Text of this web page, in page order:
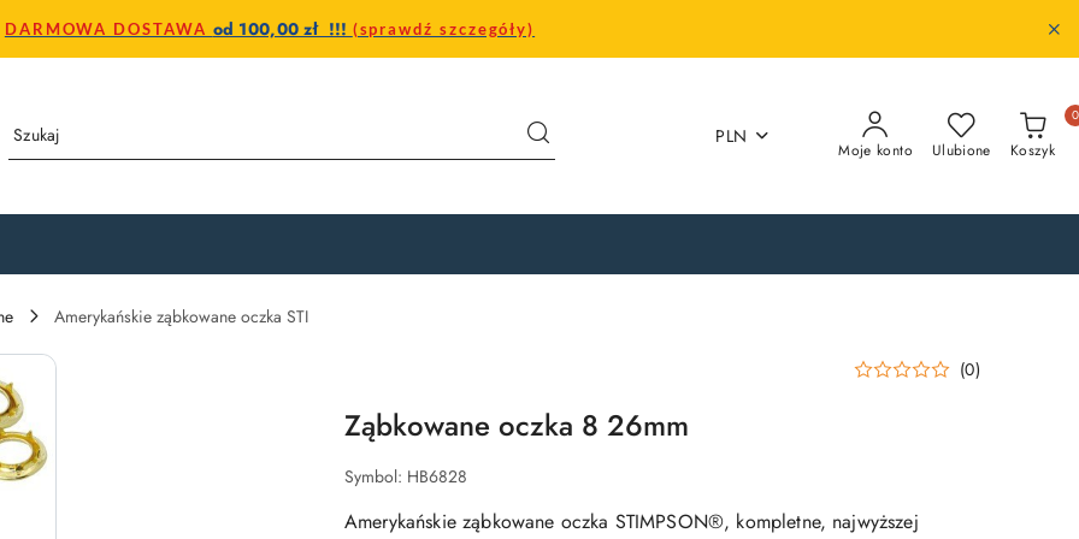
DARMOWA DOSTAWA od 100,00 zł !!! (sprawdź szczegóły)
PLN
Moje konto Ulubione Koszyk
0
Amerykańskie ząbkowane oczka STI
(0)
Ząbkowane oczka 8 26mm
Symbol: HB6828
Amerykańskie ząbkowane oczka STIMPSON®, kompletne, najwyższej